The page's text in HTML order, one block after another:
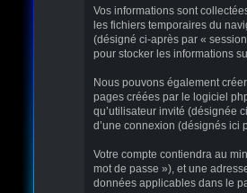
Vos informations sont
les fichiers temporaires du
(désigné ci-après par «
pour stocker les informations
Nous pouvons également
pages créées par le logiciel
qu’utilisateur invité (désignée
d’une connexion (désignés ici
Votre compte contiendra au
mot de passe »), et une
données applicables dans le